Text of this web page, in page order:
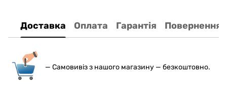
Доставка Оплата Гарантія Повернення
— Самовивіз з нашого магазину — безкоштовно.